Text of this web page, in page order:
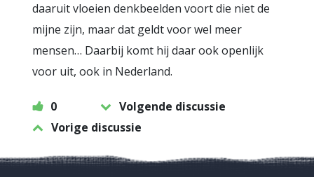
daaruit vloeien denkbeelden voort die niet de
mijne zijn, maar dat geldt voor wel meer
mensen… Daarbij komt hij daar ook openlijk
voor uit, ook in Nederland.
0
Volgende discussie
Vorige discussie